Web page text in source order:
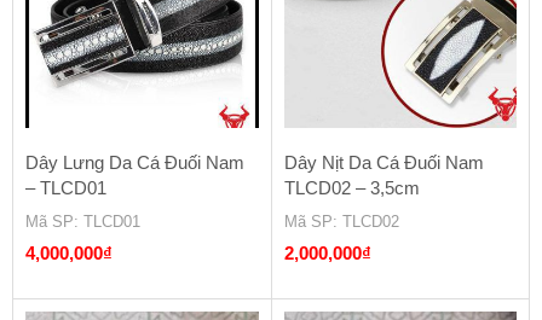
Dây Lưng Da Cá Đuối Nam
– TLCD01
Mã SP: TLCD01
4,000,000₫
Dây Nịt Da Cá Đuối Nam
TLCD02 – 3,5cm
Mã SP: TLCD02
2,000,000₫